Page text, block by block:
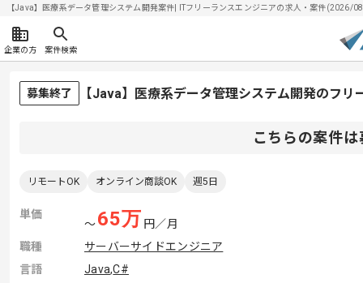
【Java】医療系データ管理システム開発案件| ITフリーランスエンジニアの求人・案件(2026/
企業の方 案件検索
募集終了 【Java】医療系データ管理システム開発のフリ
こちらの案件
リモートOK オンライン商談OK 週5日
単価
〜65万 円／月
職種
サーバーサイドエンジニア
言語
Java,C#